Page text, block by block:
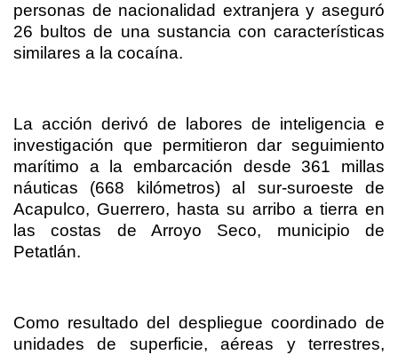
personas de nacionalidad extranjera y aseguró
26 bultos de una sustancia con características
similares a la cocaína.
La acción derivó de labores de inteligencia e
investigación que permitieron dar seguimiento
marítimo a la embarcación desde 361 millas
náuticas (668 kilómetros) al sur-suroeste de
Acapulco, Guerrero, hasta su arribo a tierra en
las costas de Arroyo Seco, municipio de
Petatlán.
Como resultado del despliegue coordinado de
unidades de superficie, aéreas y terrestres,